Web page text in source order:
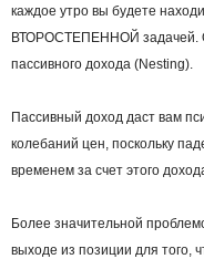
каждое утро вы будете
ВТОРОСТЕПЕННОЙ задачей.
пассивного дохода (Nesting).
Пассивный доход даст вам
колебаний цен, поскольку
временем за счет этого
Более значительной
выходе из позиции для того,